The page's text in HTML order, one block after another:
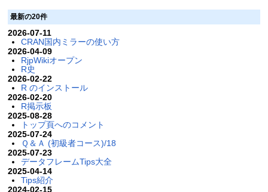
最新の20件
2026-07-11
CRAN国内ミラーの使い方
2026-04-09
RjpWikiオープン
R史
2026-02-22
R のインストール
2026-02-20
R掲示板
2025-08-28
トップ頁へのコメント
2025-07-24
Ｑ＆Ａ (初級者コース)/18
2025-07-23
データフレームTips大全
2025-04-14
Tips紹介
2024-02-15